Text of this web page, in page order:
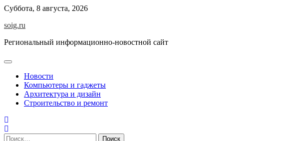
Skip
content
Суббота, 8 августа, 2026
soig.ru
Региональный информационно-новостной сайт
Новости
Компьютеры и гаджеты
Архитектура и дизайн
Строительство и ремонт
Найти: